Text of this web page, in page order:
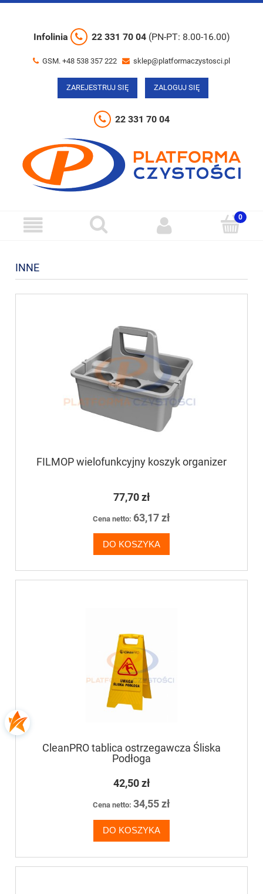
Infolinia 22 331 70 04 (PN-PT: 8.00-16.00)
GSM. +48 538 357 222 sklep@platformaczystosci.pl
ZAREJESTRUJ SIĘ ZALOGUJ SIĘ
22 331 70 04
INNE
FILMOP wielofunkcyjny koszyk organizer
77,70 zł
Cena netto: 63,17 zł
DO KOSZYKA
CleanPRO tablica ostrzegawcza Śliska
Podłoga
42,50 zł
Cena netto: 34,55 zł
DO KOSZYKA